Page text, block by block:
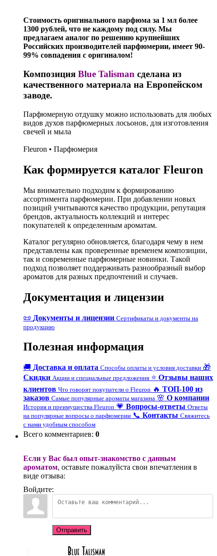
Стоимость оригинального парфюма за 1 мл более
1300 рублей, что не каждому под силу. Мы
предлагаем аналог по решению крупнейших
Российских производителей парфюмерии, имеет 90-
99% совпадения с оригиналом!
Композиция Blue Talisman сделана из
качественного материала на Европейском
заводе.
Парфюмерную отдушку можно использовать для любых
видов духов парфюмерных лосьонов, для изготовления
свечей и мыла
Fleuron • Парфюмерия
Как формируется каталог Fleuron
Мы внимательно подходим к формированию
ассортимента парфюмерии. При добавлении новых
позиций учитываются качество продукции, репутация
брендов, актуальность коллекций и интерес
покупателей к определенным ароматам.
Каталог регулярно обновляется, благодаря чему в нем
представлены как проверенные временем композиции,
так и современные парфюмерные новинки. Такой
подход позволяет поддерживать разнообразный выбор
ароматов для разных предпочтений и случаев.
Документация и лицензии
📜 Документы и лицензии Сертификаты и документы на
продукцию
Полезная информация
🚚 Доставка и оплата Способы оплаты и условия доставки 🎁
Скидки Акции и специальные предложения ⭐ Отзывы наших
клиентов Что говорят покупатели о Fleuron 🔥 ТОП-100 из
заказов Самые популярные ароматы магазина 🌸 О компании
История и преимущества Fleuron 💗 Вопросы-ответы Ответы
на популярные вопросы о парфюмерии 📞 Контакты Свяжитесь
с нами удобным способом
Всего комментариев: 0
Если у Вас был опыт-знакомство с данным
ароматом, оставьте пожалуйста свои впечатления в
виде отзыва:
Войдите:
Отправить